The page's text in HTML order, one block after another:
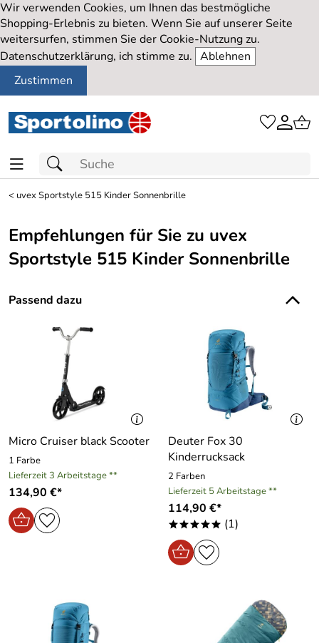
Wir verwenden Cookies, um Ihnen das bestmögliche
Shopping-Erlebnis zu bieten. Wenn Sie auf unserer Seite
weitersurfen, stimmen Sie der Cookie-Nutzung zu.
Datenschutzerklärung, ich stimme zu. Ablehnen
Zustimmen
< uvex Sportstyle 515 Kinder Sonnenbrille
Empfehlungen für Sie zu uvex
Sportstyle 515 Kinder Sonnenbrille
Passend dazu
Micro Cruiser black Scooter
1 Farbe
Lieferzeit 3 Arbeitstage **
134,90 €*
Deuter Fox 30
Kinderrucksack
2 Farben
Lieferzeit 5 Arbeitstage **
114,90 €*
***** (1)